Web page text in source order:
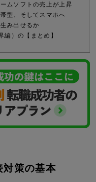
ムソフトの売上が上昇
型、そしてスマホへ
み出せるか
編）の【まとめ】
対策の基本